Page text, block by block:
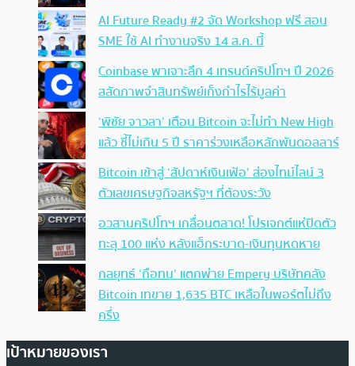
AI Future Ready #2 จัด Workshop ฟรี สอน
SME ใช้ AI ทำงานจริง 14 ส.ค. นี้
Coinbase พาเจาะลึก 4 เทรนด์คริปโทฯ ปี 2026
สลัดภาพจำสินทรัพย์เก็งกำไรไร้มูลค่า
‘พิชัย จาวลา’ เตือน Bitcoin จะไม่ทำ New High
แล้ว ชี้ไม่เกิน 5 ปี ราคาร่วงเหลือหลักพันดอลลาร์
Bitcoin เข้าสู่ ‘สัปดาห์เงินเฟ้อ’ ส่องไทม์ไลน์ 3
ตัวเลขเศรษฐกิจสหรัฐฯ ที่ต้องระวัง
อวสานคริปโทฯ เกลื่อนตลาด! โปรเจกต์แห่ปิดตัว
ทะลุ 100 แห่ง หลังแฮ็กระบาด-เงินทุนหดหาย
กลยุทธ์ ‘ถือทน’ แตกพ่าย Empery บริษัทคลัง
Bitcoin เทขาย 1,635 BTC เหลือในพอร์ตไม่ถึง
ครึ่ง
เป้าหมายของเรา